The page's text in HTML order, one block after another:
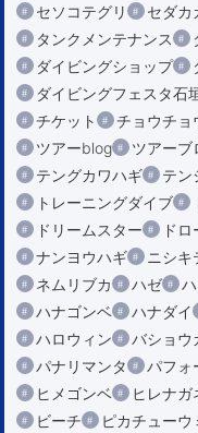
セソコテグリ
セダカ
タンクメンテナンス
ダイビングショップ
ダイビングフェスタ石
チケット
チョウチョ
ツアーblog
ツアーブ
テングカワハギ
テン
トレーニングダイブ
ドリームスター
ド
ナンヨウハギ
ニシキ
ネムリブカ
ハゼ
ハナゴンベ
ハナダイ
ハロウィン
バショウ
パナリマンタ
パフォ
ヒメゴンベ
ヒレナガ
ビーチ
ピカチューウ